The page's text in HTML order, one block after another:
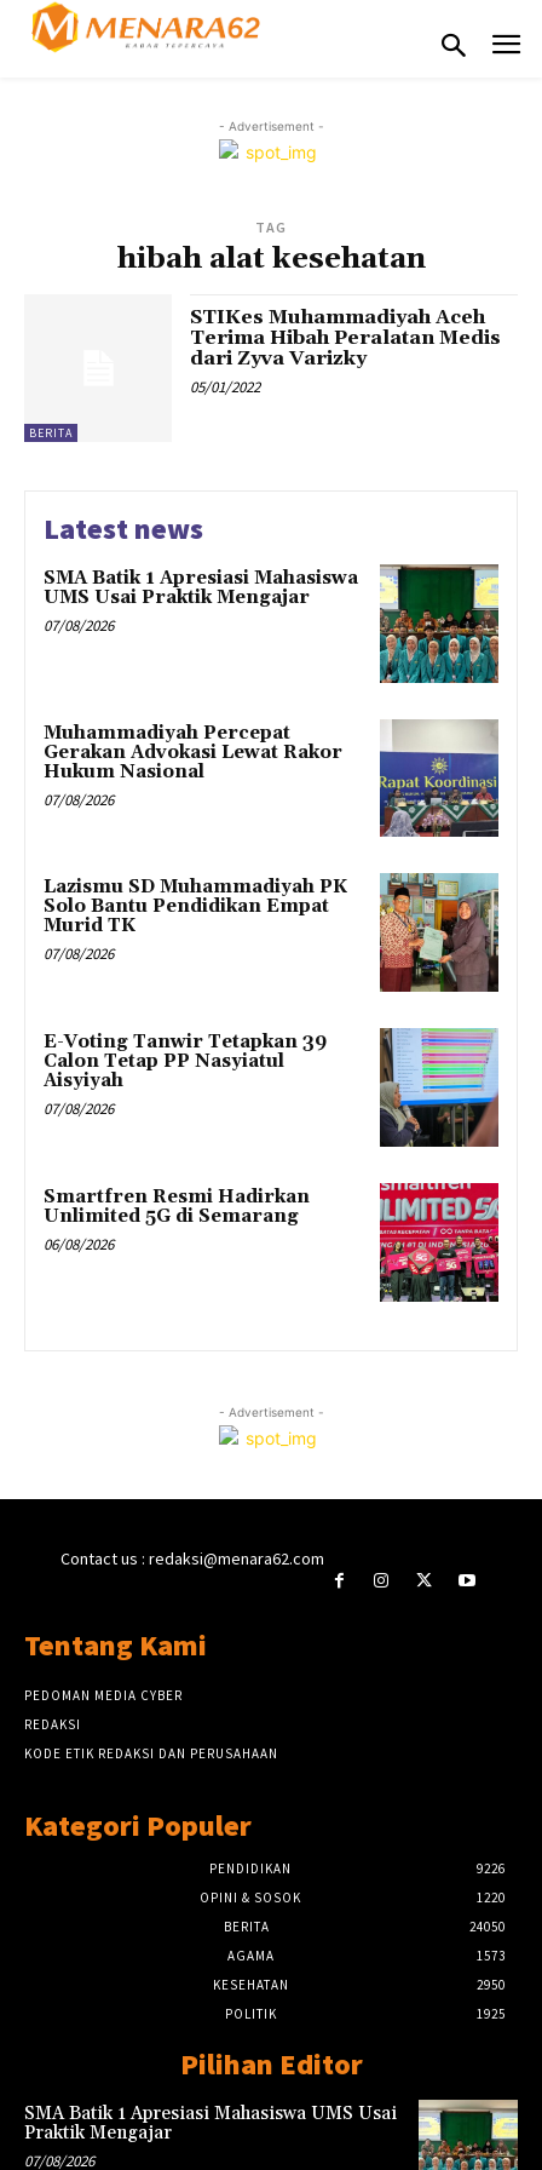
- Advertisement -
TAG
hibah alat kesehatan
BERITA
STIKes Muhammadiyah Aceh
Terima Hibah Peralatan Medis
dari Zyva Varizky
05/01/2022
Latest news
SMA Batik 1 Apresiasi Mahasiswa
UMS Usai Praktik Mengajar
07/08/2026
Muhammadiyah Percepat
Gerakan Advokasi Lewat Rakor
Hukum Nasional
07/08/2026
Lazismu SD Muhammadiyah PK
Solo Bantu Pendidikan Empat
Murid TK
07/08/2026
E-Voting Tanwir Tetapkan 39
Calon Tetap PP Nasyiatul
Aisyiyah
07/08/2026
Smartfren Resmi Hadirkan
Unlimited 5G di Semarang
06/08/2026
- Advertisement -
Contact us : redaksi@menara62.com
Tentang Kami
PEDOMAN MEDIA CYBER
REDAKSI
KODE ETIK REDAKSI DAN PERUSAHAAN
Kategori Populer
PENDIDIKAN
9226
OPINI & SOSOK
1220
BERITA
24050
AGAMA
1573
KESEHATAN
2950
POLITIK
1925
Pilihan Editor
SMA Batik 1 Apresiasi Mahasiswa UMS Usai
Praktik Mengajar
07/08/2026